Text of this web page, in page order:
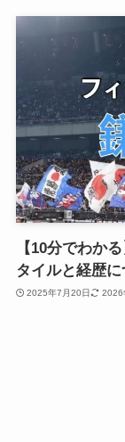
【10分でわか
タイルと経歴に
2025年7月20日 2026